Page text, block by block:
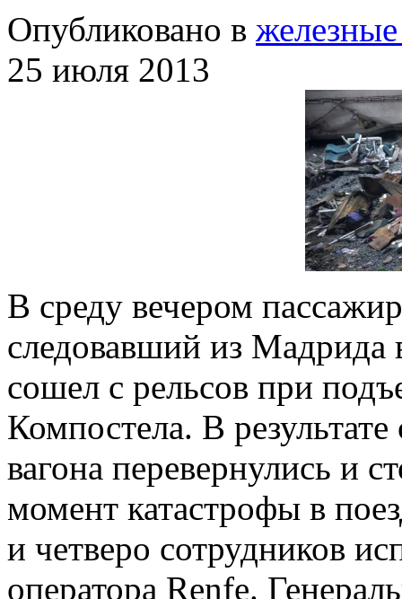
Опубликовано в
25 июля 2013
В среду вечером
следовавший из Мадрида
сошел с рельсов при
Компостела. В
вагона перевернулись и
момент катастрофы в
и четверо сотрудников
оператора Renfe.